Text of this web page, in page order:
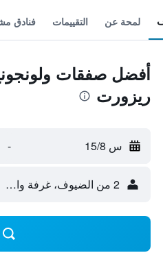
لمحة عن التقييمات فنادق
أفضل صفقات
ريزورت
س 15/8 -
2 من الضيوف، غرفة واحدة